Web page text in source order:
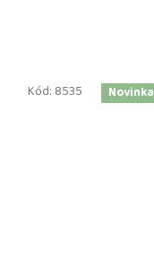
Kód: 8535 Novinka